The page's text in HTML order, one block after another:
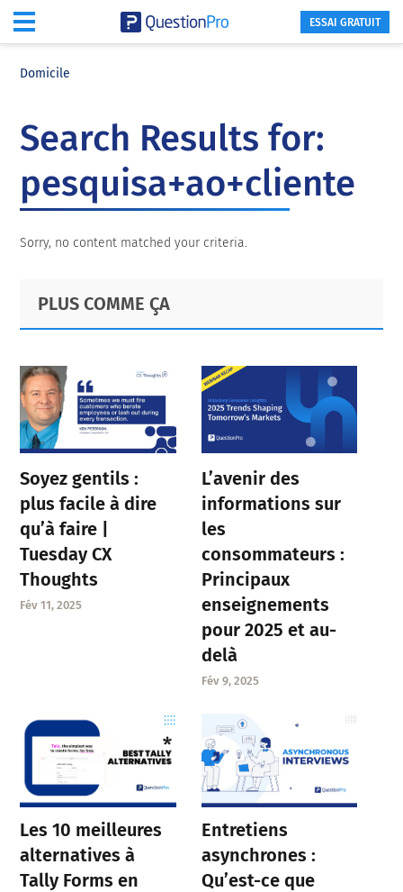
ESSAI GRATUIT
Domicile
Search Results for:
pesquisa+ao+cliente
Sorry, no content matched your criteria.
Primary
Sidebar
Footer
PLUS COMME ÇA
Soyez gentils :
plus facile à dire
qu’à faire |
Tuesday CX
Thoughts
Fév 11, 2025
L’avenir des
informations sur
les
consommateurs :
Principaux
enseignements
pour 2025 et au-
delà
Fév 9, 2025
Les 10 meilleures
alternatives à
Tally Forms en
Entretiens
asynchrones :
Qu’est-ce que